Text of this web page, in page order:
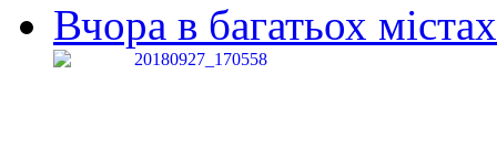
Вчора в багатьох